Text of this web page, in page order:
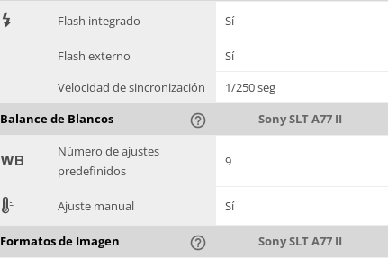
7 Flash integrado Sí
Flash externo Sí
Velocidad de sincronización
1/250 seg
Balance de Blancos
help_outline Sony SLT A77 II
9
Número de ajustes
predefinidos
9
E Ajuste manual Sí
Formatos de Imagen help_outline Sony SLT A77 II